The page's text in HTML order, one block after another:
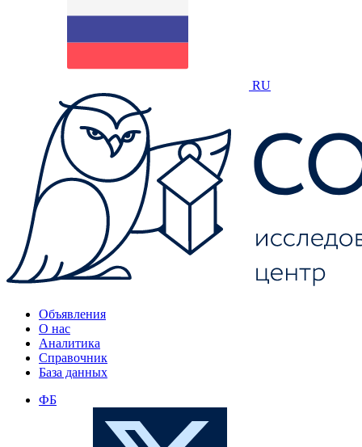
RU
Объявления
О нас
Аналитика
Справочник
База данных
ФБ